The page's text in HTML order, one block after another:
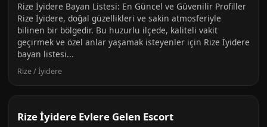
Rize İyidere Bayan Listesi: En Güncel ve Güvenilir Profiller
Rize İyidere, doğal güzellikleri ve sakin atmosferiyle
bilinen bir bölgedir. Bu huzurlu ilçede, kaliteli vakit
geçirmek ve özel anlar yaşamak isteyenler için Rize İyidere
bayan listesi...
Rize / İyidere
Rize İyidere Evlere Gelen Escort